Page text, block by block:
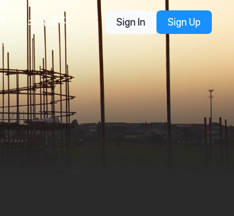
소식·공지 Sign In Sign Up